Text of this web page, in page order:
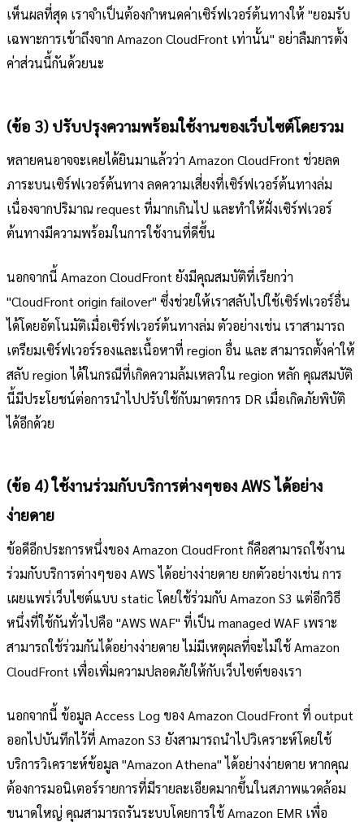
เห็นผลที่สุด เราจำเป็นต้องกำหนดค่าเซิร์ฟเวอร์ต้นทางให้ "ยอมรับ
เฉพาะการเข้าถึงจาก Amazon CloudFront เท่านั้น" อย่าลืมการตั้ง
ค่าส่วนนี้กันด้วยนะ
(ข้อ 3) ปรับปรุงความพร้อมใช้งานของเว็บไซต์โดยรวม
หลายคนอาจจะเคยได้ยินมาแล้วว่า Amazon CloudFront ช่วยลด
ภาระบนเซิร์ฟเวอร์ต้นทาง ลดความเสี่ยงที่เซิร์ฟเวอร์ต้นทางล่ม
เนื่องจากปริมาณ request ที่มากเกินไป และทำให้ฝั่งเซิร์ฟเวอร์
ต้นทางมีความพร้อมในการใช้งานที่ดีขึ้น
นอกจากนี้ Amazon CloudFront ยังมีคุณสมบัติที่เรียกว่า
"CloudFront origin failover" ซึ่งช่วยให้เราสลับไปใช้เซิร์ฟเวอร์อื่น
ได้โดยอัตโนมัติเมื่อเซิร์ฟเวอร์ต้นทางล่ม ตัวอย่างเช่น เราสามารถ
เตรียมเซิร์ฟเวอร์รองและเนื้อหาที่ region อื่น และ สามารถตั้งค่าให้
สลับ region ได้ในกรณีที่เกิดความล้มเหลวใน region หลัก คุณสมบัติ
นี้มีประโยชน์ต่อการนำไปปรับใช้กับมาตรการ DR เมื่อเกิดภัยพิบัติ
ได้อีกด้วย
(ข้อ 4) ใช้งานร่วมกับบริการต่างๆของ AWS ได้อย่าง
ง่ายดาย
ข้อดีอีกประการหนึ่งของ Amazon CloudFront ก็คือสามารถใช้งาน
ร่วมกับบริการต่างๆของ AWS ได้อย่างง่ายดาย ยกตัวอย่างเช่น การ
เผยแพร่เว็บไซต์แบบ static โดยใช้ร่วมกับ Amazon S3 แต่อีกวิธี
หนึ่งที่ใช้กันทั่วไปคือ "AWS WAF" ที่เป็น managed WAF เพราะ
สามารถใช้ร่วมกันได้อย่างง่ายดาย ไม่มีเหตุผลที่จะไม่ใช้ Amazon
CloudFront เพื่อเพิ่มความปลอดภัยให้กับเว็บไซต์ของเรา
นอกจากนี้ ข้อมูล Access Log ของ Amazon CloudFront ที่ output
ออกไปบันทึกไว้ที่ Amazon S3 ยังสามารถนำไปวิเคราะห์โดยใช้
บริการวิเคราะห์ข้อมูล "Amazon Athena" ได้อย่างง่ายดาย หากคุณ
ต้องการมอนิเตอร์รายการที่มีรายละเอียดมากขึ้นในสภาพแวดล้อม
ขนาดใหญ่ คุณสามารถรันระบบโดยการใช้ Amazon EMR เพื่อ